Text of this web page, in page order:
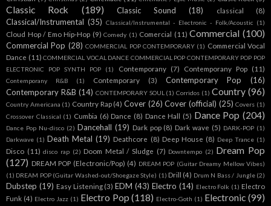
Classic Rock (189) Classic Sound (18) classical (8)
Classical/Instrumental (35) Classical/Instrumental - Electronic - Folk/Acoustic (1)
Cloud Hop / Emo Hip-Hop (9) Comedy (1) Comercial (11) Commercial (100)
Commercial Pop (28) COMMERCIAL POP CONTEMPORARY (1) Commercial Vocal
Dance (11) COMMERCIAL VOCAL DANCE COMMERCIAL POP CONTEMPORARY POP POP
ELECTRONIC POP SYNTH POP
(1) Contemporany (7) Contemporany Pop (11)
Contemporany R&B (1) Contemporary (3) Contemporary Pop
(16)
Contemporary R&B (14) CONTEMPORARY SOUL (1) Corridos (1) Country (96)
Country Americana (1) Country Rap (4) Cover (26) Cover (official) (25) Covers (1)
Crossover Classical (1) Cumbia (6) Dance (8) Dance Hall (5) Dance Pop (204)
Dance Pop Nu-disco (2) Dancehall (19) Dark pop (8) Dark wave (5) DARK-POP (1)
Darkwave (1) Death Metal (19) Deathcore (8) Deep House (8) Deep Trance (1)
Disco (11) disco rap (2) Doom Metal / Sludge (7) Downtempo (2) Dream Pop
(127) DREAM POP (Electronic/Pop) (4) DREAM POP (Guitar Dreamy Mellow Vibes)
(1) DREAM POP (Guitar Washed-out/Shoegaze Style) (1) Drill (4) Drum N Bass / Jungle (2)
Dubstep (19) Easy Listening (3) EDM (43) Electro (14) Electro Folk (1) Electro
Funk (4) Electro Jazz (1) Electro Pop (118) Electro-Goth (1) Electronic (99)